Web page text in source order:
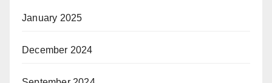
January 2025
December 2024